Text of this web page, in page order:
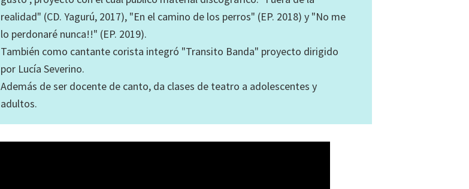
realidad" (CD. Yagurú, 2017), "En el camino de los perros" (EP. 2018) y "No me
lo perdonaré nunca!!" (EP. 2019).
También como cantante corista integró "Transito Banda" proyecto dirigido
por Lucía Severino.
Además de ser docente de canto, da clases de teatro a adolescentes y
adultos.